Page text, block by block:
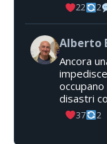
22 2
Alberto
Ancora
disastri
37 2